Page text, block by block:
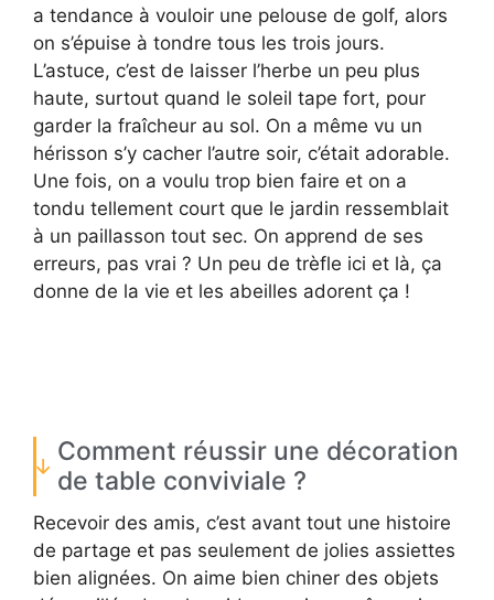
a tendance à vouloir une pelouse de golf, alors
on s’épuise à tondre tous les trois jours.
L’astuce, c’est de laisser l’herbe un peu plus
haute, surtout quand le soleil tape fort, pour
garder la fraîcheur au sol. On a même vu un
hérisson s’y cacher l’autre soir, c’était adorable.
Une fois, on a voulu trop bien faire et on a
tondu tellement court que le jardin ressemblait
à un paillasson tout sec. On apprend de ses
erreurs, pas vrai ? Un peu de trèfle ici et là, ça
donne de la vie et les abeilles adorent ça !
Comment réussir une décoration
de table conviviale ?
Recevoir des amis, c’est avant tout une histoire
de partage et pas seulement de jolies assiettes
bien alignées. On aime bien chiner des objets